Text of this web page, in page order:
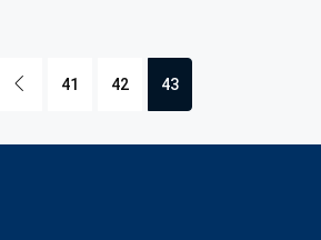
41 42 43